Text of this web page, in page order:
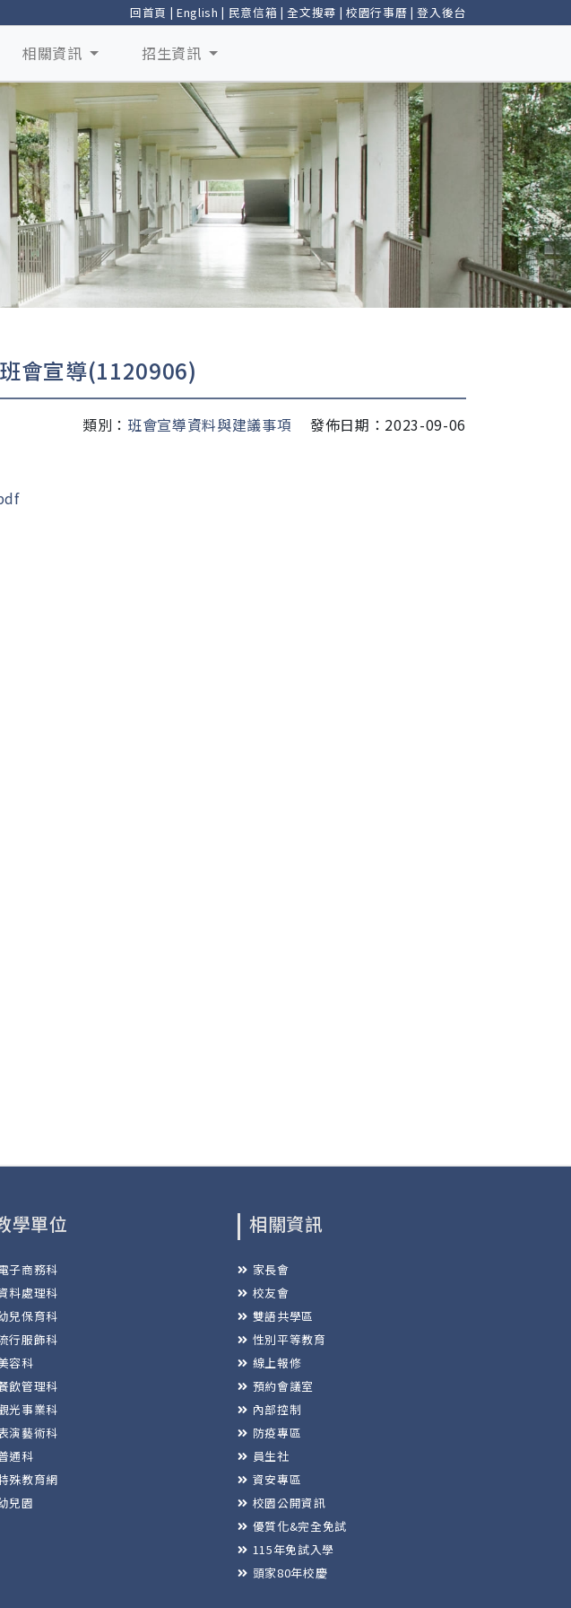
回首頁 | English | 民意信箱 |全文搜尋 | 校園行事曆 |登入後台
相關資訊 招生資訊
會宣導(1120906)
類別： 班會宣導資料與建議事項 發佈日期：2023-09-06
學單位
子商務科
料處理科
兒保育科
行服飾科
容科
飲管理科
光事業科
演藝術科
通科
殊教育網
兒園
相關資訊
家長會
校友會
雙語共學區
性別平等教育
線上報修
預約會議室
內部控制
防疫專區
員生社
資安專區
校園公開資訊
優質化&完全免試
115年免試入學
頭家80年校慶